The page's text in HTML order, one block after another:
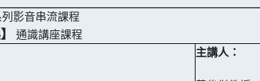
影音串流課程
通識講座課程
主講人：